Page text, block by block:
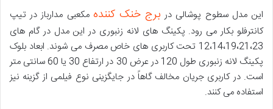
این مدل سطوح پوشالی در برج خنک کننده مکعبی مدارباز در تیپ
کانترفلو بکار می رود. پکینگ های لانه زنبوری در این مدل در گام های
12،14،19،21،23 تحت کاربری های خاص مصرف می شوند. ابعاد بلوک
پکینگ لانه زنبوری طول 120 در عرض 30 در ارتفاع 30 یا 60 سانتی متر
است. در کاربری جریان مخالف گاهاً در جایگزینی نوع فیلمی از گزینه نیز
استفاده می کنند.